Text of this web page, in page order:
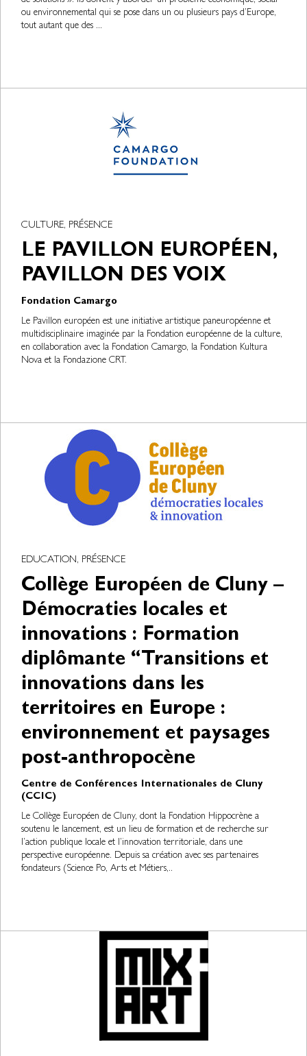
ou environnemental qui se pose dans un ou plusieurs pays d’Europe,
tout autant que des ...
CULTURE, PRÉSENCE
LE PAVILLON EUROPÉEN,
PAVILLON DES VOIX
Fondation Camargo
Le Pavillon européen est une initiative artistique paneuropéenne et
multidisciplinaire imaginée par la Fondation européenne de la culture,
en collaboration avec la Fondation Camargo, la Fondation Kultura
Nova et la Fondazione CRT.
EDUCATION, PRÉSENCE
Collège Européen de Cluny –
Démocraties locales et
innovations : Formation
diplômante “Transitions et
innovations dans les
territoires en Europe :
environnement et paysages
post-anthropocène
Centre de Conférences Internationales de Cluny
(CCIC)
Le Collège Européen de Cluny, dont la Fondation Hippocrène a
soutenu le lancement, est un lieu de formation et de recherche sur
l’action publique locale et l’innovation territoriale, dans une
perspective européenne. Depuis sa création avec ses partenaires
fondateurs (Science Po, Arts et Métiers,..